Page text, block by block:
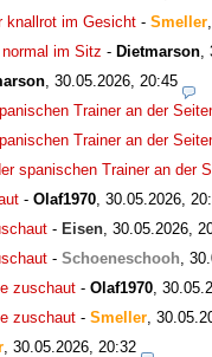
knallrot im Gesicht - Smeller
im Sitz - Dietmarson
30.05.2026, 20:45
Trainer an der
Trainer an der
spanischen Trainer an der
- Olaf1970 30.05.2026,
- Eisen 30.05.2026,
- Schoeneschooh
zuschaut - Olaf1970
zuschaut - Smeller
30.05.2026, 20:32